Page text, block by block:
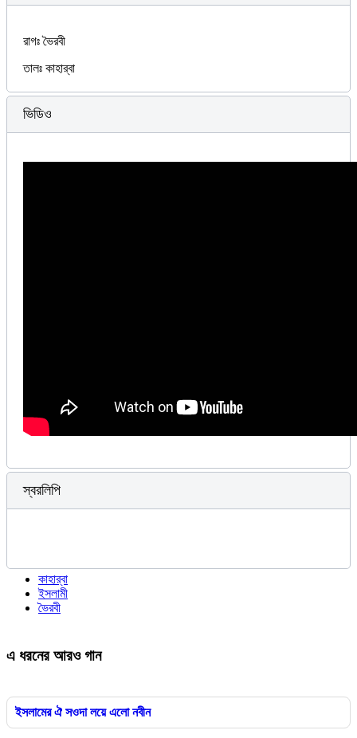
রাগঃ ভৈরবী
তালঃ কাহার্‌বা
ভিডিও
স্বরলিপি
কাহার্‌বা
ইসলামী
ভৈরবী
এ ধরনের আরও গান
ইসলামের ঐ সওদা লয়ে এলো নবীন